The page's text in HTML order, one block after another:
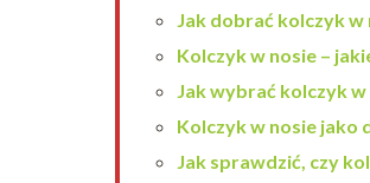
Jak dobrać kolczyk
Kolczyk w nosie –
Jak wybrać kolczyk
Kolczyk w nosie jako
Jak sprawdzić, czy